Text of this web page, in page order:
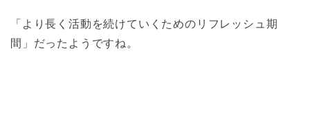
「より長く活動を続けていくためのリフレッシュ期
間」だったようですね。